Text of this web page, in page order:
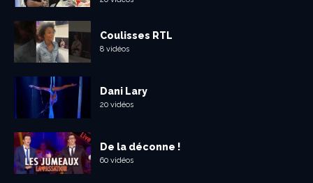
Coulisses RTL
8 vidéos
Dani Lary
20 vidéos
De la déconne !
60 vidéos